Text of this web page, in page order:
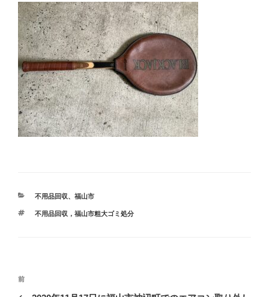
カ
ゴ
不用品回収、 福山市
タ
不用品回収，福山市粗大ゴミ処分
投
前
の
前